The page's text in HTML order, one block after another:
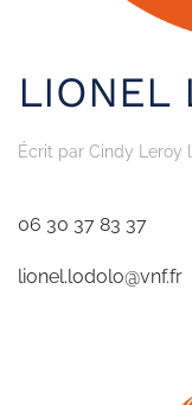
LIONEL
Écrit par Cindy Leroy
06 30 37 83 37
lionel.lodolo@vnf.fr